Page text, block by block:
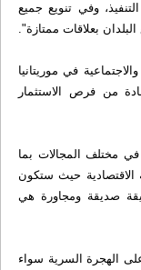
وفي تنويع جميع
بعلاقات ممتازة".
في موريتانيا
من فرص الاستثمار
في مختلف المجالات بما
حيث ستكون
صديقة ومجاورة هي
الهجرة السرية سواء